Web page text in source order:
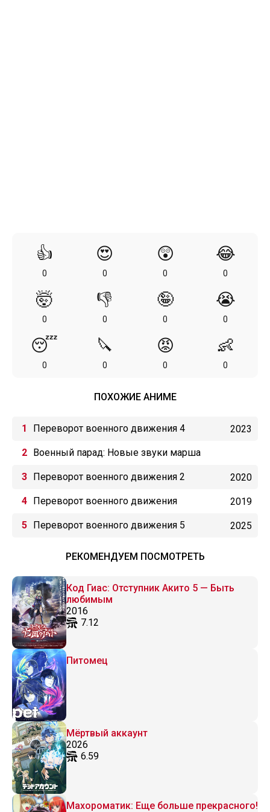
👍
0
😍
0
😲
0
😂
0
🤯
0
👎
0
🤪
0
😭
0
😴
0
🔪
0
😡
0
👶
0
ПОХОЖИЕ АНИМЕ
Переворот военного движения 4 2023
Военный парад: Новые звуки марша
Переворот военного движения 2 2020
Переворот военного движения 2019
Переворот военного движения 5 2025
РЕКОМЕНДУЕМ ПОСМОТРЕТЬ
Код Гиас: Отступник Акито 5 — Быть
любимым
2016
7.12
Питомец
Мёртвый аккаунт
2026
6.59
Махороматик: Еще больше прекрасного!